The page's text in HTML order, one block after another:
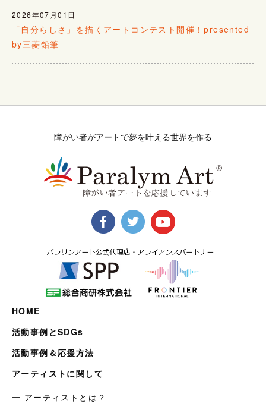
2026年07月01日
「自分らしさ」を描くアートコンテスト開催！presented
by三菱鉛筆
障がい者がアートで夢を叶える世界を作る
HOME
活動事例とSDGs
活動事例＆応援方法
アーティストに関して
━ アーティストとは？